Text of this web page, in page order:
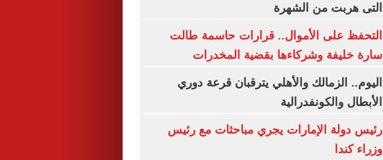
التى هربت من الشهرة
التحفظ على الأموال.. قرارات حاسمة طالت
سارة خليفة وشركاءها بقضية المخدرات
اليوم.. الزمالك والأهلي يترقبان قرعة دوري
الأبطال والكونفدرالية
رئيس دولة الإمارات يجري مباحثات مع رئيس
وزراء كندا